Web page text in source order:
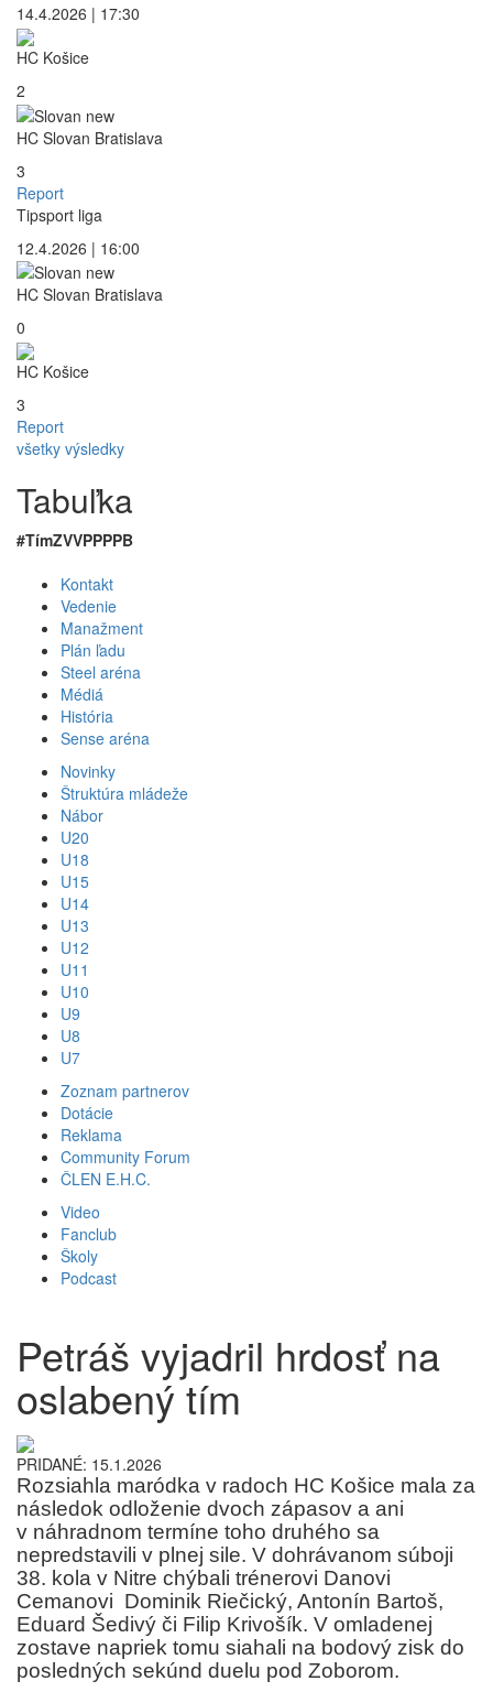
14.4.2026 | 17:30
HC Košice
2
HC Slovan Bratislava
3
Report
Tipsport liga
12.4.2026 | 16:00
HC Slovan Bratislava
0
HC Košice
3
Report
všetky výsledky
Tabuľka
#TímZVVPPPPB
Kontakt
Vedenie
Manažment
Plán ľadu
Steel aréna
Médiá
História
Sense aréna
Novinky
Štruktúra mládeže
Nábor
U20
U18
U15
U14
U13
U12
U11
U10
U9
U8
U7
Zoznam partnerov
Dotácie
Reklama
Community Forum
ČLEN E.H.C.
Video
Fanclub
Školy
Podcast
Petráš vyjadril hrdosť na
oslabený tím
PRIDANÉ: 15.1.2026
Rozsiahla maródka v radoch HC Košice mala za
následok odloženie dvoch zápasov a ani
v náhradnom termíne toho druhého sa
nepredstavili v plnej sile. V dohrávanom súboji
38. kola v Nitre chýbali trénerovi Danovi
Cemanovi Dominik Riečický, Antonín Bartoš,
Eduard Šedivý či Filip Krivošík. V omladenej
zostave napriek tomu siahali na bodový zisk do
posledných sekúnd duelu pod Zoborom.